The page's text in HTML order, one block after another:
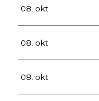
08. okt
08. okt
08. okt